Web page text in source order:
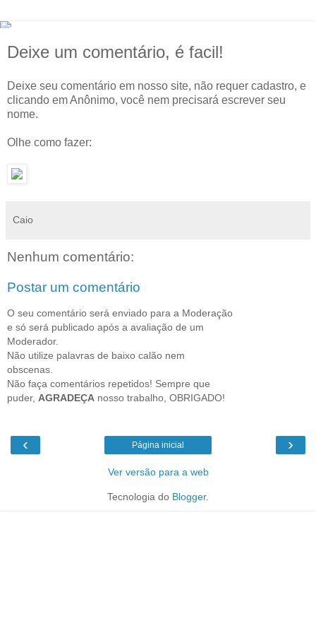
Deixe um comentário, é facil!
Deixe seu comentário em nosso site, não requer cadastro, e
clicando em Anônimo, você nem precisará escrever seu
nome.
Olhe como fazer:
Caio
Nenhum comentário:
Postar um comentário
O seu comentário será enviado para a Moderação
e só será publicado após a avaliação de um
Moderador.
Não utilize palavras de baixo calão nem
obscenas.
Não faça comentários repetidos! Sempre que
puder, AGRADEÇA nosso trabalho, OBRIGADO!
‹ ›
Página inicial
Ver versão para a web
Tecnologia do Blogger.